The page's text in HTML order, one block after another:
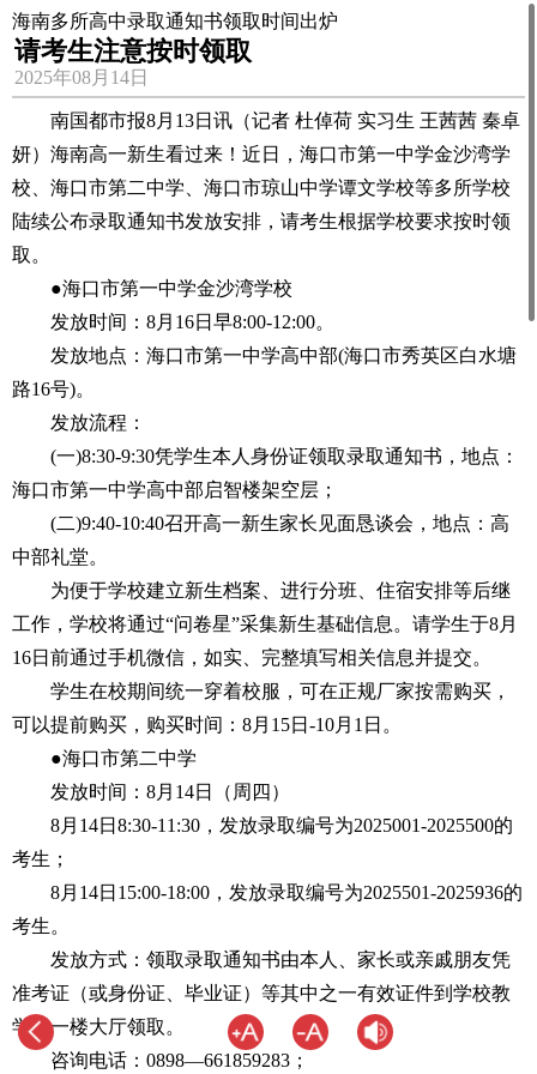
海南多所高中录取通知书领取时间出炉
请考生注意按时领取
2025年08月14日
南国都市报8月13日讯（记者 杜倬荷 实习生 王茜茜 秦卓
妍）海南高一新生看过来！近日，海口市第一中学金沙湾学
校、海口市第二中学、海口市琼山中学谭文学校等多所学校
陆续公布录取通知书发放安排，请考生根据学校要求按时领
取。
●海口市第一中学金沙湾学校
发放时间：8月16日早8:00-12:00。
发放地点：海口市第一中学高中部(海口市秀英区白水塘
路16号)。
发放流程：
(一)8:30-9:30凭学生本人身份证领取录取通知书，地点：
海口市第一中学高中部启智楼架空层；
(二)9:40-10:40召开高一新生家长见面恳谈会，地点：高
中部礼堂。
为便于学校建立新生档案、进行分班、住宿安排等后继
工作，学校将通过“问卷星”采集新生基础信息。请学生于8月
16日前通过手机微信，如实、完整填写相关信息并提交。
学生在校期间统一穿着校服，可在正规厂家按需购买，
可以提前购买，购买时间：8月15日-10月1日。
●海口市第二中学
发放时间：8月14日（周四）
8月14日8:30-11:30，发放录取编号为2025001-2025500的
考生；
8月14日15:00-18:00，发放录取编号为2025501-2025936的
考生。
发放方式：领取录取通知书由本人、家长或亲戚朋友凭
准考证（或身份证、毕业证）等其中之一有效证件到学校教
学楼一楼大厅领取。
咨询电话：0898—661859283；